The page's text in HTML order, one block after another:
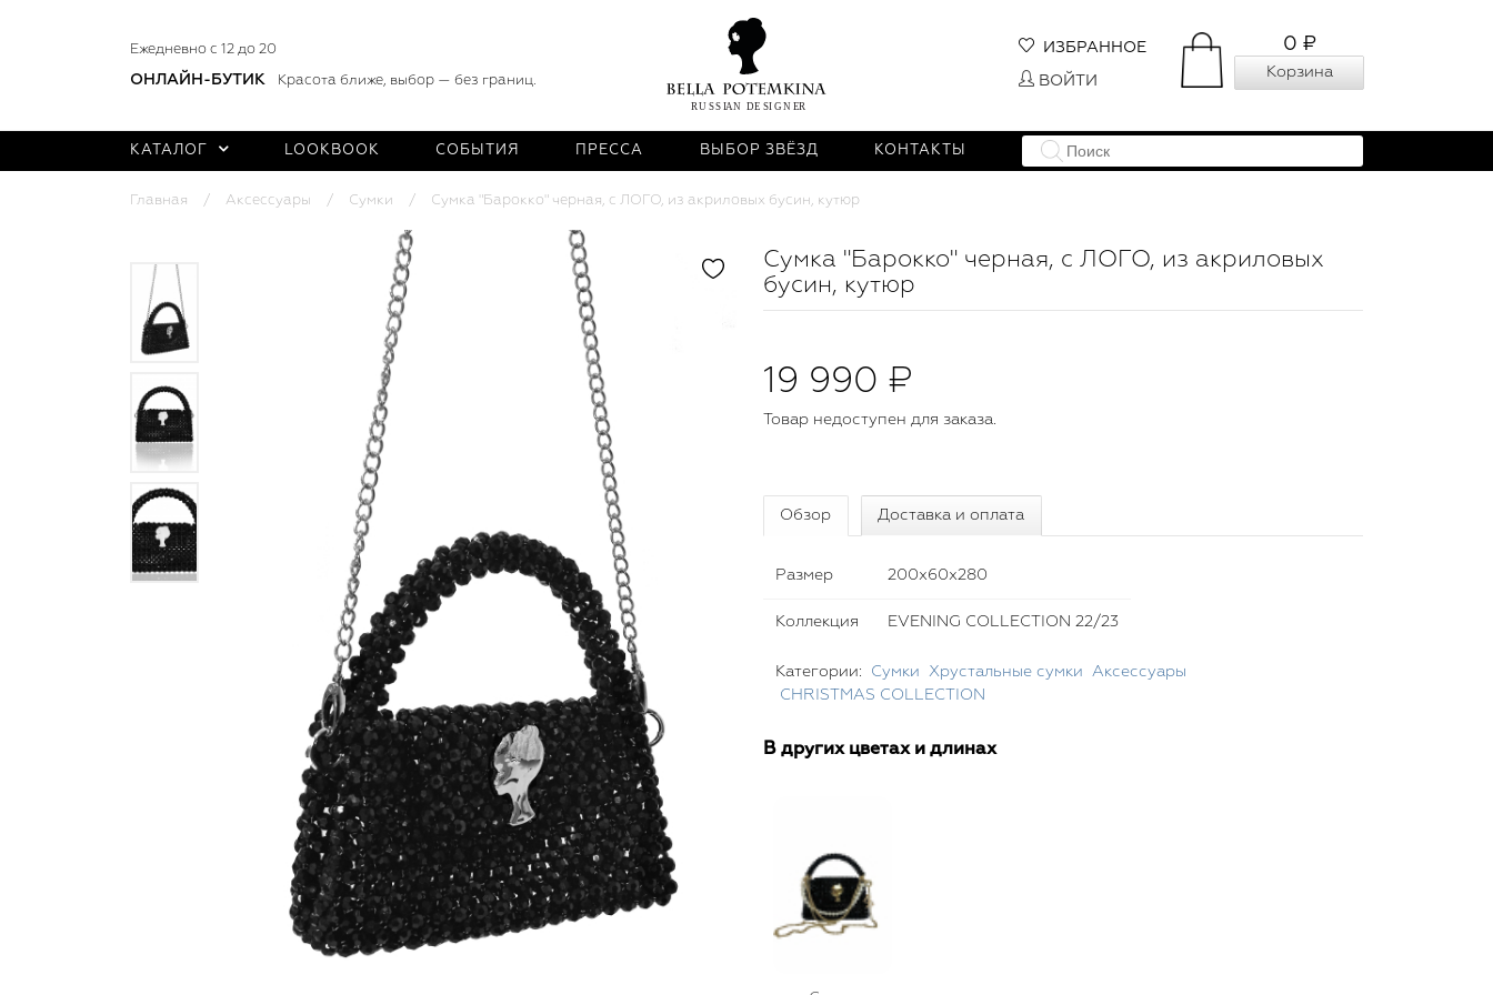
Ежедневно с 12 до 20
ОНЛАЙН-БУТИК Красота ближе, выбор — без границ.
0 ₽
Корзина
ИЗБРАННОЕ
ВОЙТИ
КАТАЛОГ LOOKBOOK СОБЫТИЯ ПРЕССА ВЫБОР ЗВЁЗД КОНТАКТЫ
Главная Аксессуары Сумки Сумка "Барокко" черная, с ЛОГО, из акриловых бусин, кутюр
Сумка "Барокко" черная, с ЛОГО, из акриловых
бусин, кутюр
19 990 ₽
Товар недоступен для заказа.
Обзор Доставка и оплата
Размер 200x60x280
Коллекция EVENING COLLECTION 22/23
Категории: Сумки Хрустальные сумки
Аксессуары
CHRISTMAS COLLECTION
В других цветах и длинах